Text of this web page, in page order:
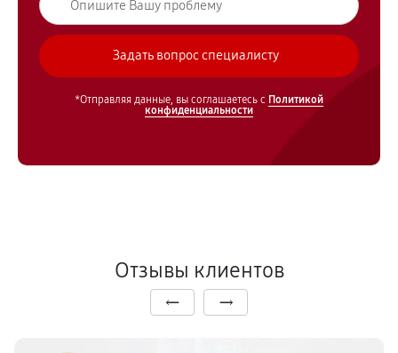
*Отправляя данные, вы соглашаетесь с Политикой
конфиденциальности
Отзывы клиентов